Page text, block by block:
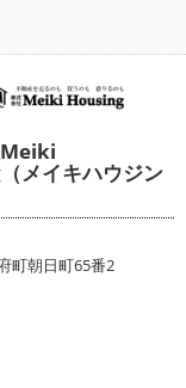
メイキハウジン
町朝日町65番2